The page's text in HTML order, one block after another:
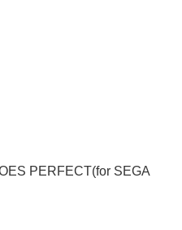
PERFECT(for SEGA